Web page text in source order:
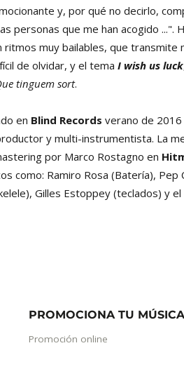
y, por qué no decirlo,
personas que me han acogido ...".
ritmos muy bailables, que transmite
de olvidar, y el tema I wish us luck
tinguem sort.
en Blind Records verano de 2016
y multi-instrumentista. La
por Marco Rostagno en
como: Ramiro Rosa (Batería), Pep
Gilles Estoppey (teclados) y
PROMOCIONA TU MÚSICA
Promoción online